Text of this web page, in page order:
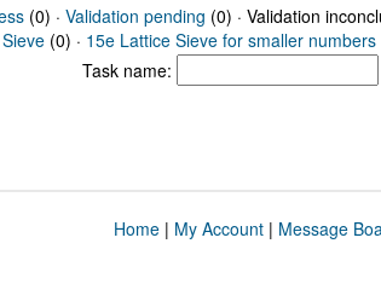
(0) · Validation pending (0) · Validation
(0) · 15e Lattice Sieve for smaller numbers
Task name:
Home| My Account| Message